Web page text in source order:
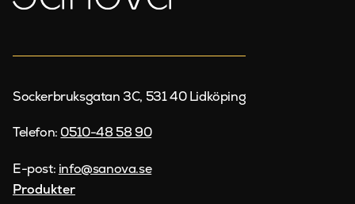
Sockerbruksgatan 3C, 531 40 Lidköping
Telefon: 0510-48 58 90
E-post: info@sanova.se
Produkter